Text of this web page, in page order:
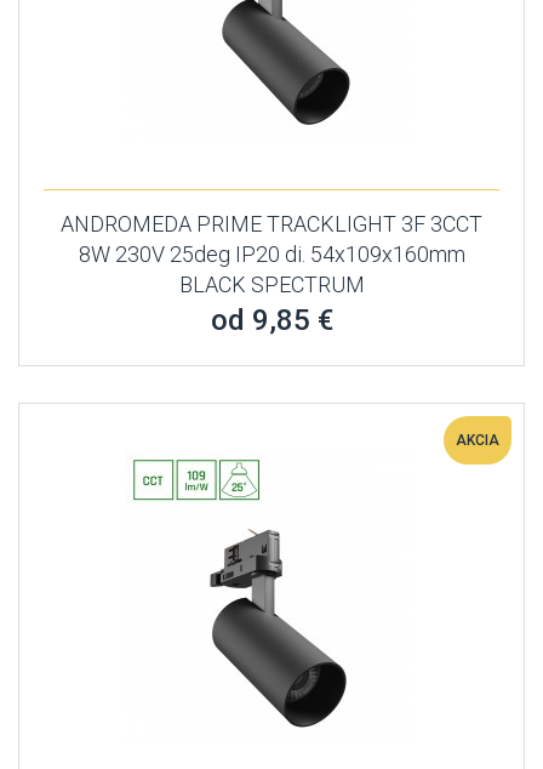
ANDROMEDA PRIME TRACKLIGHT 3F 3CCT
8W 230V 25deg IP20 di. 54x109x160mm
BLACK SPECTRUM
od 9,85 €
AKCIA